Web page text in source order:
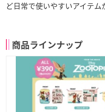
ど日常で使いやすいアイテム
商品ラインナップ